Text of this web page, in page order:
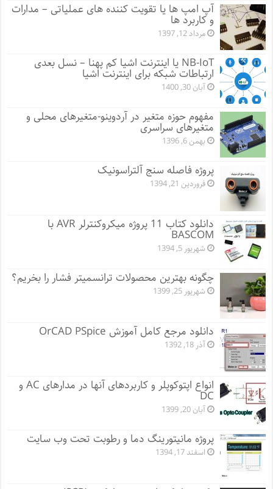
آپ امپ ها یا تقویت کننده های عملیاتی – مدارات
و کاربرد ها
مرداد 12, 1397
NB-IoT یا اینترنت اشیا کم پهنا – نسل بعدی
ارتباطات شبکه برای اینترنت اشیا
آبان 30, 1400
مفهوم حوزه متغیر در آردوینو-متغیرهای محلی و
متغیرهای سراسری
بهمن 6, 1396
پروژه فاصله سنج آلتراسونیک
فروردین 21, 1394
دانلود کتاب 11 پروژه میکروکنترلر AVR با
BASCOM
شهریور 5, 1394
چگونه بهترین محصولات ترانسمیتر فشار را بخریم؟
شهریور 25, 1399
دانلود مرجع کامل آموزش OrCAD PSpice
آذر 18, 1392
انواع اپتوکوپلر و کاربردهای آنها در مدارهای AC و
DC
آبان 20, 1399
پروژه مانيتورينگ دما و رطوبت تحت وب سایت
اسفند 17, 1394